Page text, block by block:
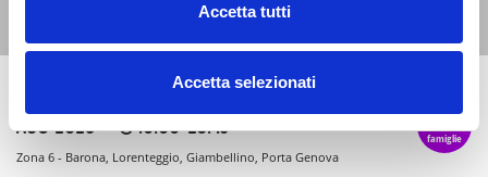
Accetta tutti
Accetta selezionati
Altri eventi per questa età
9
AUG 2026 10:00-23:45
Zona 6 - Barona, Lorenteggio, Giambellino, Porta Genova
genitori
e
famiglie